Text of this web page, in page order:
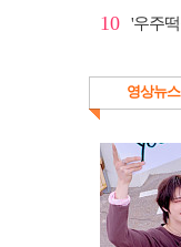
10
영상뉴스